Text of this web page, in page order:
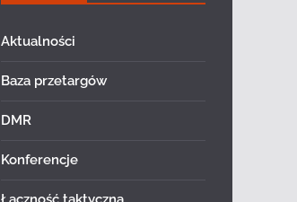
Aktualności
Baza przetargów
DMR
Konferencje